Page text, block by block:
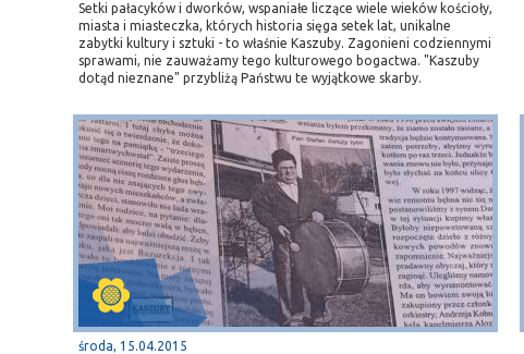
Setki pałacyków i dworków, wspaniałe liczące wiele wieków kościoły,
miasta i miasteczka, których historia sięga setek lat, unikalne
zabytki kultury i sztuki - to właśnie Kaszuby. Zagonieni codziennymi
sprawami, nie zauważamy tego kulturowego bogactwa. "Kaszuby
dotąd nieznane" przybliżą Państwu te wyjątkowe skarby.
środa, 15.04.2015